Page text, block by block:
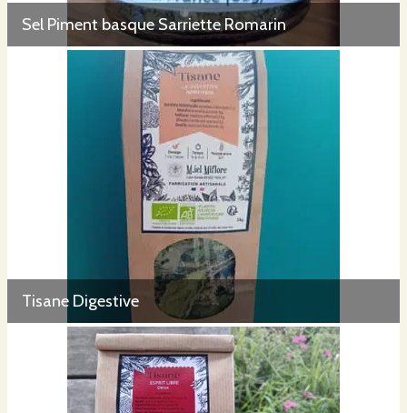
Sel Piment basque Sarriette Romarin
Tisane Digestive